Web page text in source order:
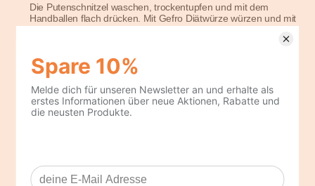
Die Putenschnitzel waschen, trockentupfen und mit dem
Handballen flach drücken. Mit Gefro Diätwürze würzen und mit
der Spinatmasse dünne bestreichen. Die Putenschnitzel
Den Knoblauch abziehen und fein hacken. Die
Diätpflanzencreme in einer Pfanne erhitzen. Die Putenröllchen
darin bei mittlerer Hitze rundherum 10 Minuten braten, bis sie
knusprig braun sind.
Gefro Diätwürze abschmecken. Das Basilikum darunter rühren.
Die Putenröllchen mit dem Tomatengemüse serviern.